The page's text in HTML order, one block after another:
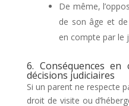
De même,
de son âge et
en compte par le
6. Conséquences
décisions judiciaires
Si un parent ne respecte
droit de visite ou